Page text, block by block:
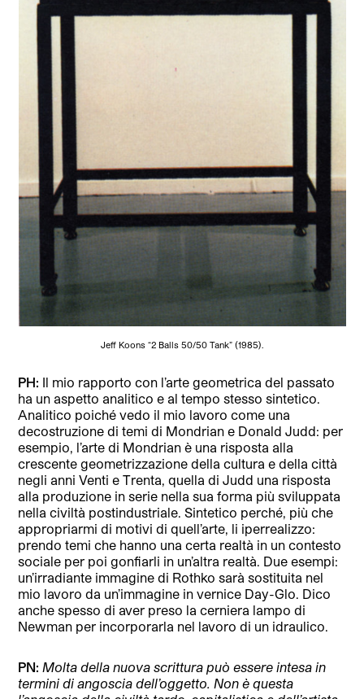
Jeff Koons “2 Balls 50/50 Tank” (1985).
PH: Il mio rapporto con l’arte geometrica del passato
ha un aspetto analitico e al tempo stesso sintetico.
Analitico poiché vedo il mio lavoro come una
decostruzione di temi di Mondrian e Donald Judd: per
esempio, l’arte di Mondrian è una risposta alla
crescente geometrizzazione della cultura e della città
negli anni Venti e Trenta, quella di Judd una risposta
alla produzione in serie nella sua forma più sviluppata
nella civiltà postindustriale. Sintetico perché, più che
appropriarmi di motivi di quell’arte, li iperrealizzo:
prendo temi che hanno una certa realtà in un contesto
sociale per poi gonfiarli in un’altra realtà. Due esempi:
un’irradiante immagine di Rothko sarà sostituita nel
mio lavoro da un’immagine in vernice Day-Glo. Dico
anche spesso di aver preso la cerniera lampo di
Newman per incorporarla nel lavoro di un idraulico.
PN: Molta della nuova scrittura può essere intesa in
termini di angoscia dell’oggetto. Non è questa